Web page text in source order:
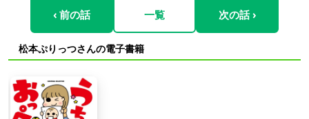
‹ 前の話 一覧 次の話 ›
松本ぷりっつさんの電子書籍